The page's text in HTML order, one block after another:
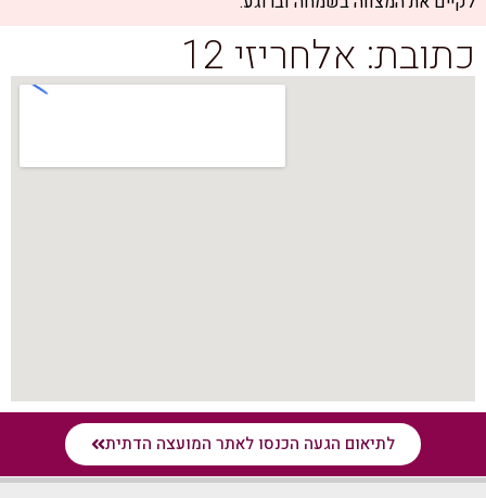
כתובת: אלחריזי 12
לתיאום הגעה הכנסו לאתר המועצה הדתית